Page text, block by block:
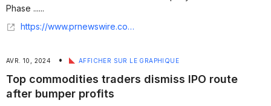
Phase ......
https://www.prnewswire.com/news-releases/route-announces-ceo-transition-as-company-enters-next-phase-of-growth-302502586.html
AVR. 10, 2024 • AFFICHER SUR LE GRAPHIQUE
Top commodities traders dismiss IPO route
after bumper profits